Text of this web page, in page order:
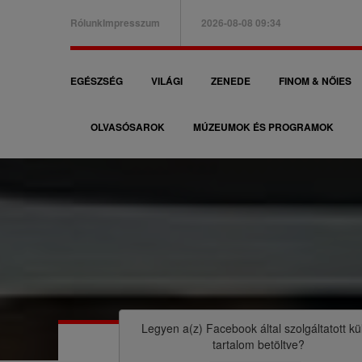
B
a
e
s
e
n
RólunkImpresszum 2026-08-08 09:34
F
a
v
c
i
EGÉSZSÉG VILÁGI ZENEDE FINOM & NŐIES
OLVASÓSAROK MÚZEUMOK ÉS PROGRAMOK
Legyen a(z) Facebookáltal szolgáltatott
tartalom betöltve?